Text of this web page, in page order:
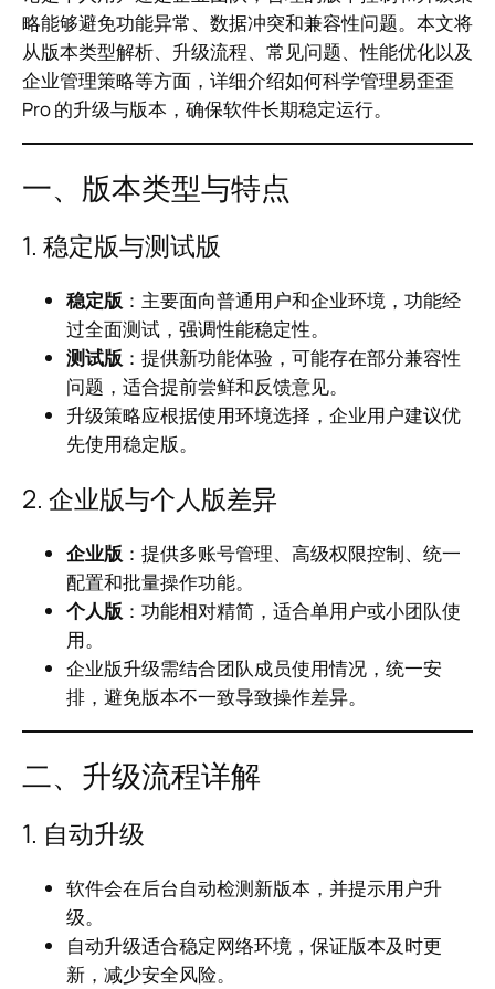
略能够避免功能异常、数据冲突和兼容性问题。本文将
从版本类型解析、升级流程、常见问题、性能优化以及
企业管理策略等方面，详细介绍如何科学管理易歪歪
Pro 的升级与版本，确保软件长期稳定运行。
一、版本类型与特点
1. 稳定版与测试版
稳定版 ：主要面向普通用户和企业环境，功能经
过全面测试，强调性能稳定性。
测试版 ：提供新功能体验，可能存在部分兼容性
问题，适合提前尝鲜和反馈意见。
升级策略应根据使用环境选择，企业用户建议优
先使用稳定版。
2. 企业版与个人版差异
企业版 ：提供多账号管理、高级权限控制、统一
配置和批量操作功能。
个人版 ：功能相对精简，适合单用户或小团队使
用。
企业版升级需结合团队成员使用情况，统一安
排，避免版本不一致导致操作差异。
二、升级流程详解
1. 自动升级
软件会在后台自动检测新版本，并提示用户升
级。
自动升级适合稳定网络环境，保证版本及时更
新，减少安全风险。